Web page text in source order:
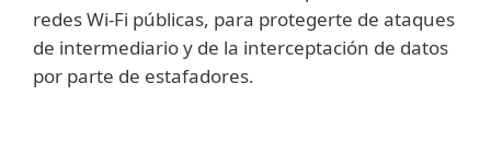
redes Wi-Fi públicas, para protegerte de ataques
de intermediario y de la interceptación de datos
por parte de estafadores.